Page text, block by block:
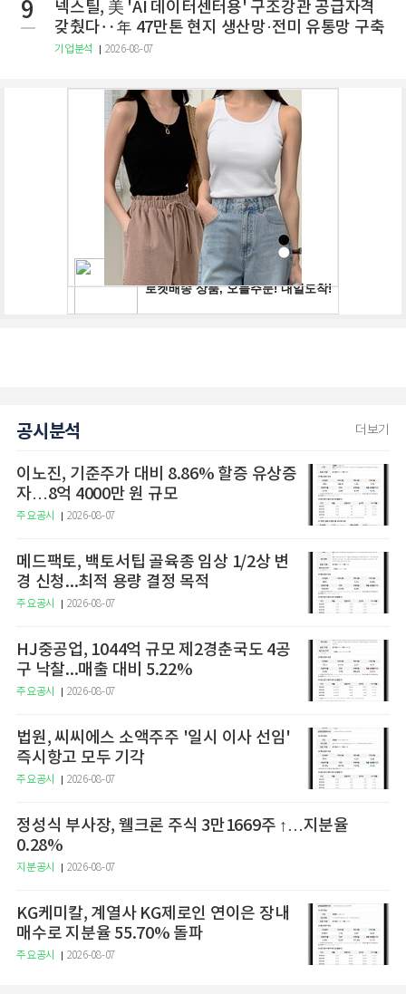
9
넥스틸, 美 'AI 데이터센터용' 구조강관 공급자격
갖췄다‥年 47만톤 현지 생산망·전미 유통망 구축
기업분석 2026-08-07
공시분석 더보기
이노진, 기준주가 대비 8.86% 할증 유상증
자…8억 4000만 원 규모
주요공시 2026-08-07
메드팩토, 백토서팁 골육종 임상 1/2상 변
경 신청...최적 용량 결정 목적
주요공시 2026-08-07
HJ중공업, 1044억 규모 제2경춘국도 4공
구 낙찰...매출 대비 5.22%
주요공시 2026-08-07
법원, 씨씨에스 소액주주 '일시 이사 선임'
즉시항고 모두 기각
주요공시 2026-08-07
정성식 부사장, 웰크론 주식 3만1669주 ↑…지분율
0.28%
지분공시 2026-08-07
KG케미칼, 계열사 KG제로인 연이은 장내
매수로 지분율 55.70% 돌파
주요공시 2026-08-07